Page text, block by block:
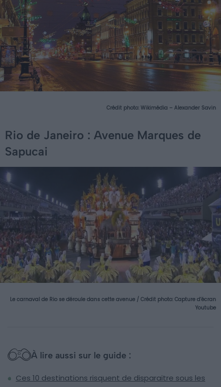
Crédit photo: Wikimédia – Alexander Savin
Rio de Janeiro : Avenue Marques de
Sapucai
Le carnaval de Rio se déroule dans cette avenue / Crédit photo: Capture d’écran
Youtube
À lire aussi sur le guide :
Ces 10 destinations risquent de disparaitre sous les